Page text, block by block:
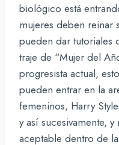
biológico está
mujeres deben reinar
pueden dar tutoriales
traje de “Mujer del
progresista actual,
pueden entrar en la
femeninos, Harry
y así sucesivamente,
aceptable dentro de